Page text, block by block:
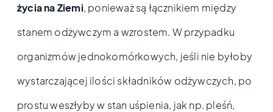
życia na Ziemi, ponieważ są łącznikiem między
stanem odżywczym a wzrostem. W przypadku
organizmów jednokomórkowych, jeśli nie byłoby
wystarczającej ilości składników odżywczych, po
prostu weszłyby w stan uśpienia, jak np. pleśń,